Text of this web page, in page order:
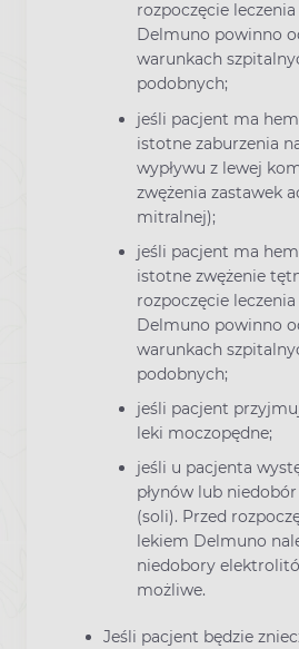
rozpoczęcie
Delmuno powinno
warunkach
podobnych;
jeśli pacjent ma
istotne zaburzenia
wypływu z lewej
zwężenia zastawek
mitralnej);
jeśli pacjent ma
istotne zwężenie
rozpoczęcie
Delmuno powinno
warunkach
podobnych;
jeśli pacjent
leki moczopędne;
jeśli u pacjenta
płynów lub
(soli). Przed
lekiem Delmuno
niedobory
możliwe.
Jeśli pacjent będzie